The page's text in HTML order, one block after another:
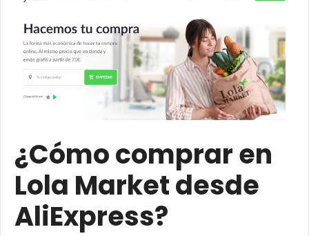
¿Cómo comprar en
Lola Market desde
AliExpress?